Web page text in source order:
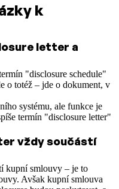
k
letter a
"disclosure schedule"
o totéž – jde o dokument, v
systému, ale funkce je
termín "disclosure letter"
vždy součástí
kupní smlouvy – je to
Avšak kupní smlouva